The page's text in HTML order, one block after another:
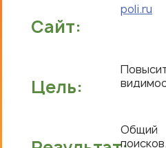
B2B
Сайт:
poli.ru
Цель:
трафик и
Общий